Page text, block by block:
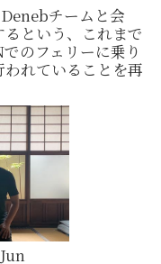
チームと会
という、これまで
のフェリーに乗り
れていることを再